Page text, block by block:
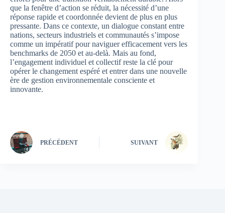
que la fenêtre d’action se réduit, la nécessité d’une
réponse rapide et coordonnée devient de plus en plus
pressante. Dans ce contexte, un dialogue constant entre
nations, secteurs industriels et communautés s’impose
comme un impératif pour naviguer efficacement vers les
benchmarks de 2050 et au-delà. Mais au fond,
l’engagement individuel et collectif reste la clé pour
opérer le changement espéré et entrer dans une nouvelle
ère de gestion environnementale consciente et
innovante.
PRÉCÉDENT SUIVANT